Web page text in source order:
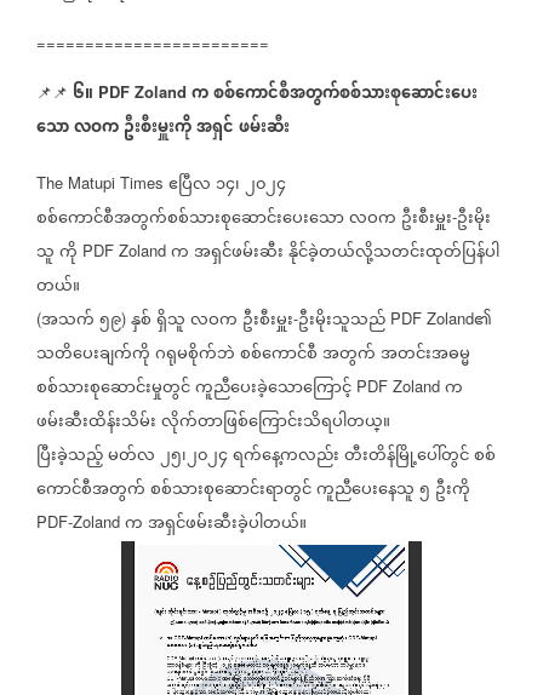
========================
📌📌 ၆။ PDF Zoland ကစစ်ကောင်စီအတွက်စစ်သားစုဆောင်းပေး
သောလဝကဦးစီးမှူးကိုအရှင်ဖမ်းဆီး
The Matupi Times ဧပြီလ ၁၄၊၂၀၂၄
စစ်ကောင်စီအတွက်စစ်သားစုဆောင်းပေးသောလဝက ဦးစီးမှူး-ဦးမိုး
သူကို PDF Zoland ကအရှင်ဖမ်းဆီးနိုင်ခဲ့တယ်လို့သတင်းထုတ်ပြန်ပါ
တယ်။
(အသက်၅၉) နှစ်ရှိသူလဝက ဦးစီးမှူး-ဦးမိုးသူသည် PDF Zoland၏
သတိပေးချက်ကိုဂရုမစိုက်ဘဲစစ်ကောင်စီအတွက်အတင်းအဓမ္မ
စစ်သားစုဆောင်းမှုတွင်ကူညီပေးခဲ့သောကြောင့် PDF Zoland က
ဖမ်းဆီးထိန်းသိမ်းလိုက်တာဖြစ်ကြောင်းသိရပါတယ္။
ပြီးခဲ့သည့်မတ်လ၂၅၊၂၀၂၄ရက်နေ့ကလည်းတီးတိန်မြို့ပေါ်တွင်စစ်
ကောင်စီအတွက်စစ်သားစုဆောင်းရာတွင်ကူညီပေးနေသူ၅ ဦးကို
PDF-Zoland ကအရှင်ဖမ်းဆီးခဲ့ပါတယ်။